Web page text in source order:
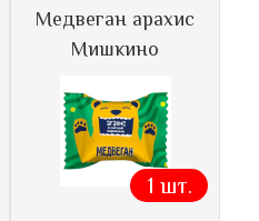
Медвеган арахис
Мишкино
1 шт.